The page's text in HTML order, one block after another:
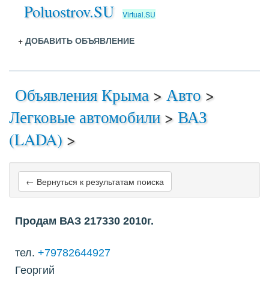
Poluostrov.SU Virtual.SU
+ ДОБАВИТЬ ОБЪЯВЛЕНИЕ
Объявления Крыма > Авто >
Легковые автомобили > ВАЗ
(LADA) >
← Вернуться к результатам поиска
Продам ВАЗ 217330 2010г.
тел. +79782644927
Георгий